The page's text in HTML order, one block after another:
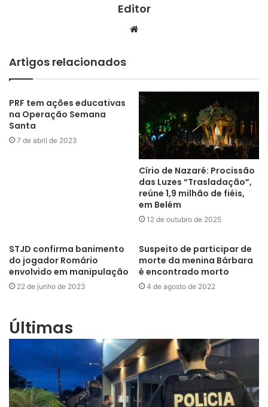
Editor
Website
Artigos relacionados
PRF tem ações educativas
na Operação Semana
Santa
7 de abril de 2023
Círio de Nazaré: Procissão
das Luzes “Trasladação”,
reúne 1,9 milhão de fiéis,
em Belém
12 de outubro de 2025
STJD confirma banimento
do jogador Romário
envolvido em manipulação
22 de junho de 2023
Suspeito de participar de
morte da menina Bárbara
é encontrado morto
4 de agosto de 2022
Últimas